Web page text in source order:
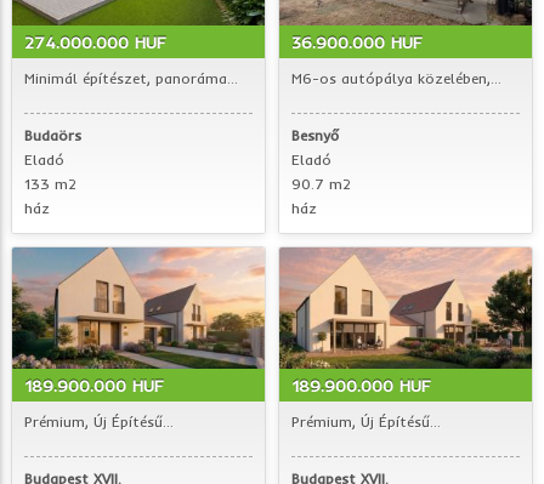
274.000.000 HUF
Minimál építészet, panoráma...
Budaörs
Eladó
133 m2
ház
36.900.000 HUF
M6-os autópálya közelében,...
Besnyő
Eladó
90.7 m2
ház
189.900.000 HUF
Prémium, Új Építésű...
Budapest XVII.
189.900.000 HUF
Prémium, Új Építésű...
Budapest XVII.